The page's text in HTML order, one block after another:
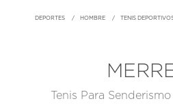
DEPORTES HOMBRE TENIS
Tenis Para